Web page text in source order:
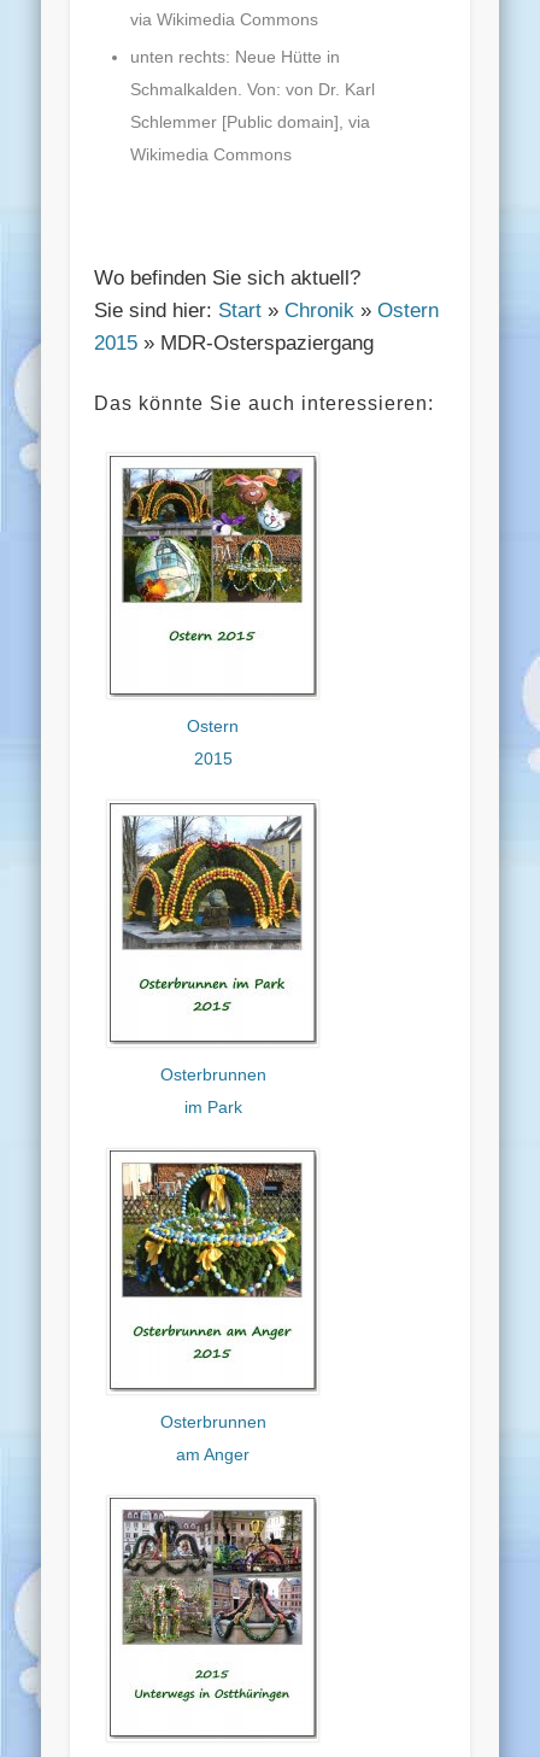
via Wikimedia Commons
unten rechts: Neue Hütte in
Schmalkalden. Von: von Dr. Karl
Schlemmer [Public domain], via
Wikimedia Commons
Wo befinden Sie sich aktuell?
Sie sind hier: Start »Chronik »Ostern
2015 » MDR-Osterspaziergang
Das könnte Sie auch interessieren:
Ostern
2015
Osterbrunnen
im Park
Osterbrunnen
am Anger